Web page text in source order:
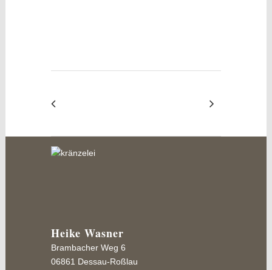
Heike Wasner
Brambacher Weg 6
06861 Dessau-Roßlau